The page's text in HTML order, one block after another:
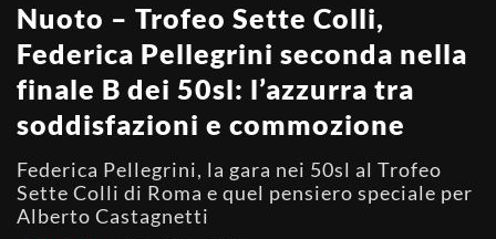
Nuoto – Trofeo Sette Colli,
Federica Pellegrini seconda nella
finale B dei 50sl: l’azzurra tra
soddisfazioni e commozione
Federica Pellegrini, la gara nei 50sl al Trofeo
Sette Colli di Roma e quel pensiero speciale per
Alberto Castagnetti